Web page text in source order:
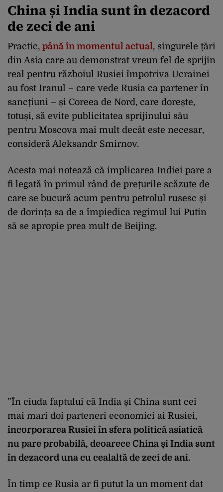
China și India sunt în dezacord
de zeci de ani
Practic, până în momentul actual, singurele țări
din Asia care au demonstrat vreun fel de sprijin
real pentru războiul Rusiei împotriva Ucrainei
au fost Iranul – care vede Rusia ca partener în
sancțiuni – și Coreea de Nord, care dorește,
totuși, să evite publicitatea sprijinului său
pentru Moscova mai mult decât este necesar,
consideră Aleksandr Smirnov.
Acesta mai notează că implicarea Indiei pare a
fi legată în primul rând de prețurile scăzute de
care se bucură acum pentru petrolul rusesc și
de dorința sa de a împiedica regimul lui Putin
să se apropie prea mult de Beijing.
”În ciuda faptului că India și China sunt cei
mai mari doi parteneri economici ai Rusiei,
încorporarea Rusiei în sfera politică asiatică
nu pare probabilă, deoarece China și India sunt
în dezacord una cu cealaltă de zeci de ani.
În timp ce Rusia ar fi putut la un moment dat